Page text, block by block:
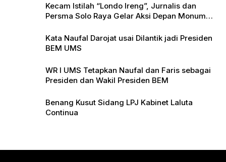
Kecam Istilah “Londo Ireng”, Jurnalis dan
Persma Solo Raya Gelar Aksi Depan Monumen
Kata Naufal Darojat usai Dilantik jadi Presiden
BEM UMS
WR I UMS Tetapkan Naufal dan Faris sebagai
Presiden dan Wakil Presiden BEM
Benang Kusut Sidang LPJ Kabinet Laluta
Continua